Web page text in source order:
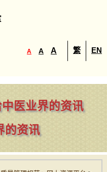
A A A 繁 EN
医业界的资讯
的资讯